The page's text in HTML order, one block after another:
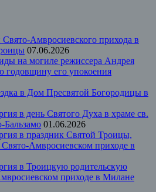
Амвросиевского прихода в
07.06.2026
на могиле режиссера Андрея
годовщину его упокоения
в Дом Пресвятой Богородицы в
в день Святого Духа в храме св.
01.06.2026
в праздник Святой Троицы,
Амвросиевском приходе в
в Троицкую родительскую
приходе в Милане